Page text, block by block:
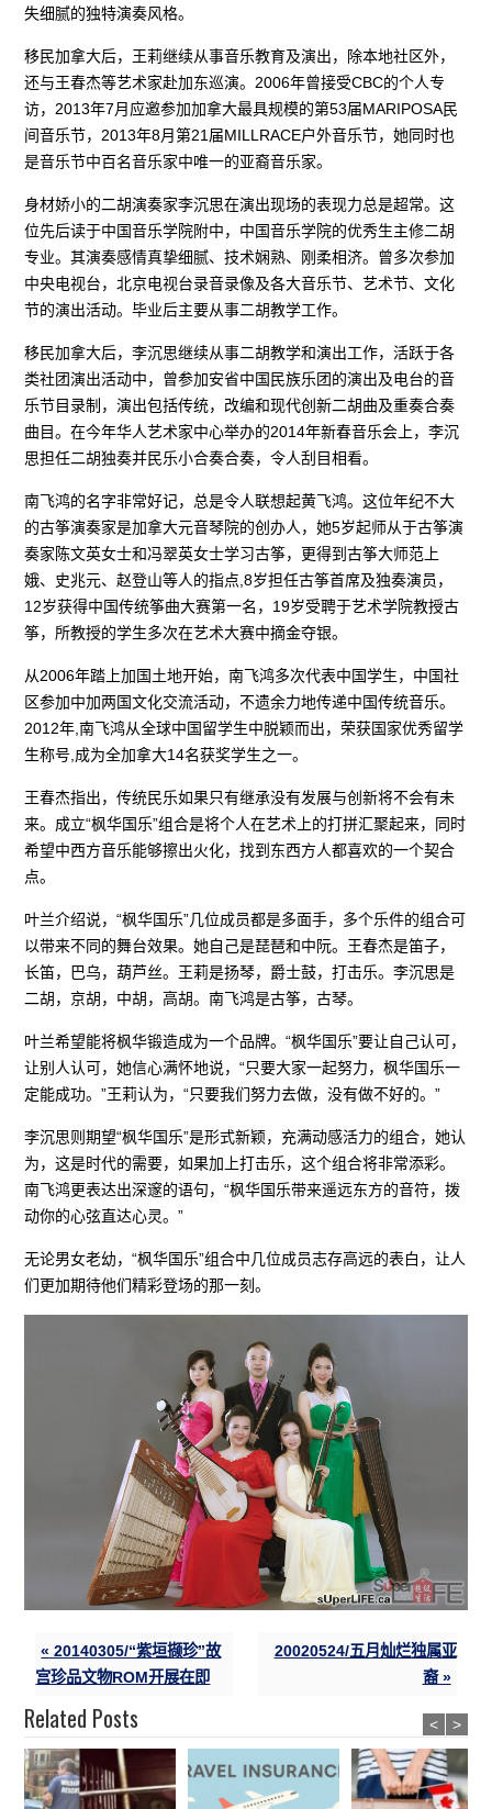
失细腻的独特演奏风格。
移民加拿大后，王莉继续从事音乐教育及演出，除本地社区外，
还与王春杰等艺术家赴加东巡演。2006年曾接受CBC的个人专
访，2013年7月应邀参加加拿大最具规模的第53届MARIPOSA民
间音乐节，2013年8月第21届MILLRACE户外音乐节，她同时也
是音乐节中百名音乐家中唯一的亚裔音乐家。
身材娇小的二胡演奏家李沉思在演出现场的表现力总是超常。这
位先后读于中国音乐学院附中，中国音乐学院的优秀生主修二胡
专业。其演奏感情真挚细腻、技术娴熟、刚柔相济。曾多次参加
中央电视台，北京电视台录音录像及各大音乐节、艺术节、文化
节的演出活动。毕业后主要从事二胡教学工作。
移民加拿大后，李沉思继续从事二胡教学和演出工作，活跃于各
类社团演出活动中，曾参加安省中国民族乐团的演出及电台的音
乐节目录制，演出包括传统，改编和现代创新二胡曲及重奏合奏
曲目。在今年华人艺术家中心举办的2014年新春音乐会上，李沉
思担任二胡独奏并民乐小合奏合奏，令人刮目相看。
南飞鸿的名字非常好记，总是令人联想起黄飞鸿。这位年纪不大
的古筝演奏家是加拿大元音琴院的创办人，她5岁起师从于古筝演
奏家陈文英女士和冯翠英女士学习古筝，更得到古筝大师范上
娥、史兆元、赵登山等人的指点,8岁担任古筝首席及独奏演员，
12岁获得中国传统筝曲大赛第一名，19岁受聘于艺术学院教授古
筝，所教授的学生多次在艺术大赛中摘金夺银。
从2006年踏上加国土地开始，南飞鸿多次代表中国学生，中国社
区参加中加两国文化交流活动，不遗余力地传递中国传统音乐。
2012年,南飞鸿从全球中国留学生中脱颖而出，荣获国家优秀留学
生称号,成为全加拿大14名获奖学生之一。
王春杰指出，传统民乐如果只有继承没有发展与创新将不会有未
来。成立“枫华国乐”组合是将个人在艺术上的打拼汇聚起来，同时
希望中西方音乐能够擦出火化，找到东西方人都喜欢的一个契合
点。
叶兰介绍说，“枫华国乐”几位成员都是多面手，多个乐件的组合可
以带来不同的舞台效果。她自己是琵琶和中阮。王春杰是笛子，
长笛，巴乌，葫芦丝。王莉是扬琴，爵士鼓，打击乐。李沉思是
二胡，京胡，中胡，高胡。南飞鸿是古筝，古琴。
叶兰希望能将枫华锻造成为一个品牌。“枫华国乐”要让自己认可，
让别人认可，她信心满怀地说，“只要大家一起努力，枫华国乐一
定能成功。”王莉认为，“只要我们努力去做，没有做不好的。”
李沉思则期望“枫华国乐”是形式新颖，充满动感活力的组合，她认
为，这是时代的需要，如果加上打击乐，这个组合将非常添彩。
南飞鸿更表达出深邃的语句，“枫华国乐带来遥远东方的音符，拨
动你的心弦直达心灵。”
无论男女老幼，“枫华国乐”组合中几位成员志存高远的表白，让人
们更加期待他们精彩登场的那一刻。
« 20140305/“紫垣撷珍”故
宫珍品文物ROM开展在即
20020524/五月灿烂独属亚
裔 »
Related Posts < >